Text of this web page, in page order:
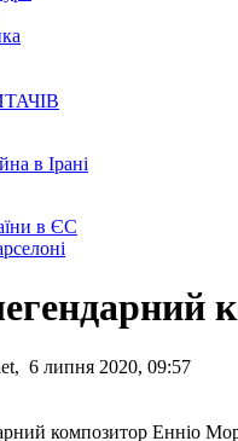
в Ірані
в ЄС
6 липня 2020, 09:57